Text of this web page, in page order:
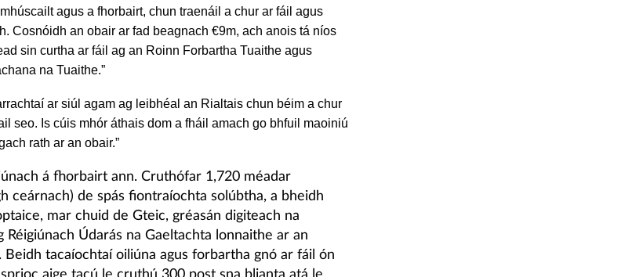
agus a fhorbairt, chun traenáil a chur ar fáil agus
Cosnóidh an obair ar fad beagnach €9m, ach anois tá níos
sin curtha ar fáil ag an Roinn Forbartha Tuaithe agus
na Tuaithe.”
ar siúl agam ag leibhéal an Rialtais chun béim a chur
seo. Is cúis mhór áthais dom a fháil amach go bhfuil maoiniú
rath ar an obair.”
á fhorbairt ann. Cruthófar 1,720 méadar
ceárnach) de spás fiontraíochta solúbtha, a bheidh
mar chuid de Gteic, gréasán digiteach na
Réigiúnach Údarás na Gaeltachta lonnaithe ar an
Beidh tacaíochtaí oiliúna agus forbartha gnó ar fáil ón